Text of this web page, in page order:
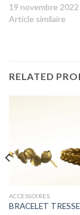
19 novembre 2022
Article similaire
RELATED
ACCESSOIRES
BRACELET TRESSE